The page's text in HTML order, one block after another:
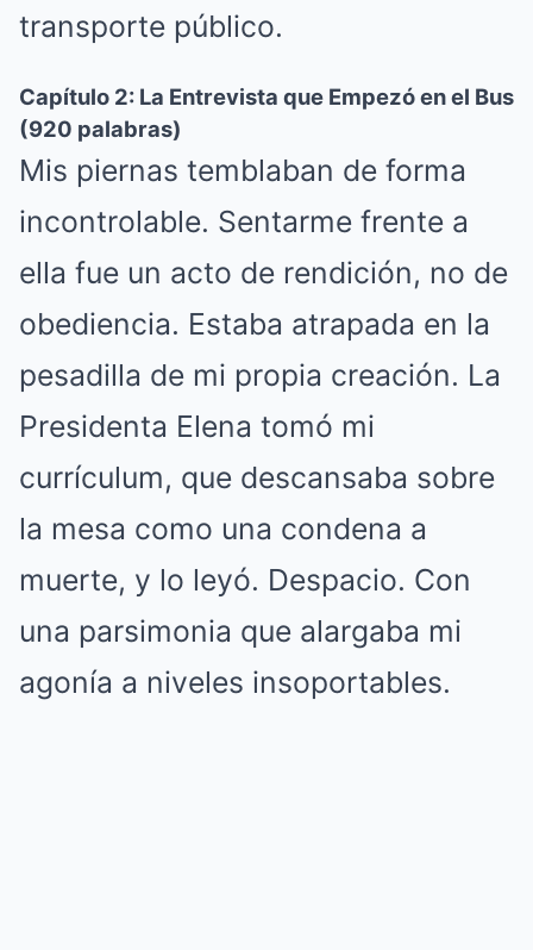
transporte público.
Capítulo 2: La Entrevista que Empezó en el Bus
(920 palabras)
Mis piernas temblaban de forma
incontrolable. Sentarme frente a
ella fue un acto de rendición, no de
obediencia. Estaba atrapada en la
pesadilla de mi propia creación. La
Presidenta Elena tomó mi
currículum, que descansaba sobre
la mesa como una condena a
muerte, y lo leyó. Despacio. Con
una parsimonia que alargaba mi
agonía a niveles insoportables.